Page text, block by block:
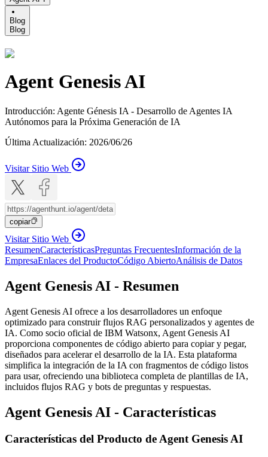
Blog
Blog
Agent Genesis AI
Introducción: Agente Génesis IA - Desarrollo de Agentes IA
Autónomos para la Próxima Generación de IA
Última Actualización: 2026/06/26
Visitar Sitio Web
copiar
Visitar Sitio Web
ResumenCaracterísticasPreguntas FrecuentesInformación de la
EmpresaEnlaces del ProductoCódigo AbiertoAnálisis de Datos
Agent Genesis AI - Resumen
Agent Genesis AI ofrece a los desarrolladores un enfoque
optimizado para construir flujos RAG personalizados y agentes de
IA. Como socio oficial de IBM Watsonx, Agent Genesis AI
proporciona componentes de código abierto para copiar y pegar,
diseñados para acelerar el desarrollo de la IA. Esta plataforma
simplifica la integración de la IA con fragmentos de código listos
para usar, ofreciendo una biblioteca completa de plantillas de IA,
incluidos flujos RAG y bots de preguntas y respuestas.
Agent Genesis AI - Características
Características del Producto de Agent Genesis AI